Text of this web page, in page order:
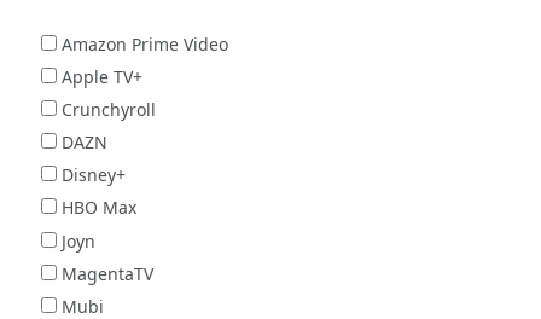
Amazon Prime Video
Apple TV+
Crunchyroll
DAZN
Disney+
HBO Max
Joyn
MagentaTV
Mubi